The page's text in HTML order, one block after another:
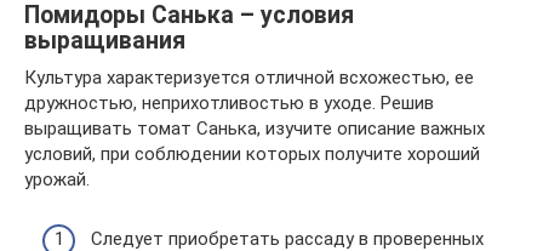
Помидоры Санька – условия
выращивания
Культура характеризуется отличной всхожестью, ее
дружностью, неприхотливостью в уходе. Решив
выращивать томат Санька, изучите описание важных
условий, при соблюдении которых получите хороший
урожай.
Следует приобретать рассаду в проверенных